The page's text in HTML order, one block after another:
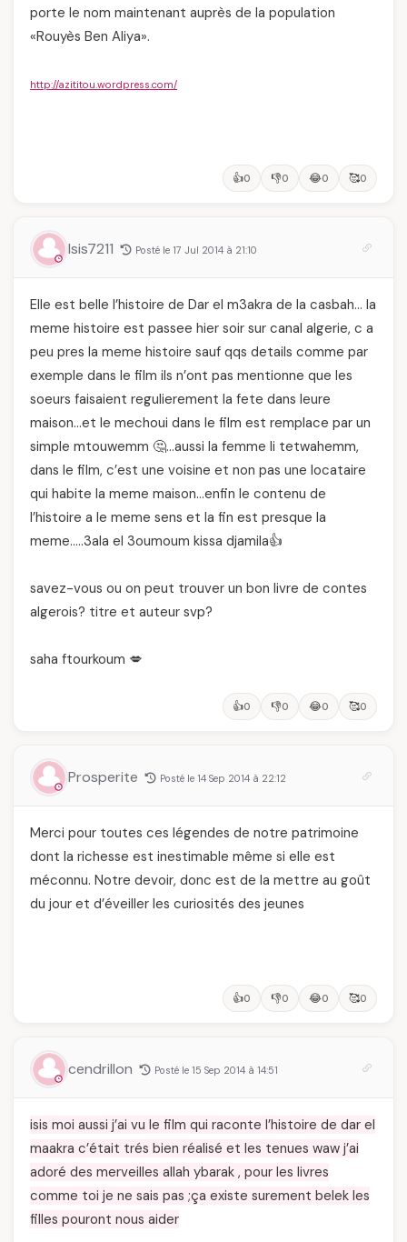
porte le nom maintenant auprès de la population
«Rouyès Ben Aliya».
http://azititou.wordpress.com/
👍0 👎0 😂0 🥰0
Isis7211 Posté le 17 Jul 2014 à 21:10
Elle est belle l’histoire de Dar el m3akra de la casbah… la
meme histoire est passee hier soir sur canal algerie, c a
peu pres la meme histoire sauf qqs details comme par
exemple dans le film ils n’ont pas mentionne que les
soeurs faisaient regulierement la fete dans leure
maison…et le mechoui dans le film est remplace par un
simple mtouwemm 🤔…aussi la femme li tetwahemm,
dans le film, c’est une voisine et non pas une locataire
qui habite la meme maison…enfin le contenu de
l’histoire a le meme sens et la fin est presque la
meme…..3ala el 3oumoum kissa djamila👍
savez-vous ou on peut trouver un bon livre de contes
algerois? titre et auteur svp?
saha ftourkoum 💋
👍0 👎0 😂0 🥰0
Prosperite Posté le 14 Sep 2014 à 22:12
Merci pour toutes ces légendes de notre patrimoine
dont la richesse est inestimable même si elle est
méconnu. Notre devoir, donc est de la mettre au goût
du jour et d’éveiller les curiosités des jeunes
👍0 👎0 😂0 🥰0
cendrillon Posté le 15 Sep 2014 à 14:51
isis moi aussi j’ai vu le film qui raconte l’histoire de dar el
maakra c’était trés bien réalisé et les tenues waw j’ai
adoré des merveilles allah ybarak , pour les livres
comme toi je ne sais pas ;ça existe surement belek les
filles pouront nous aider